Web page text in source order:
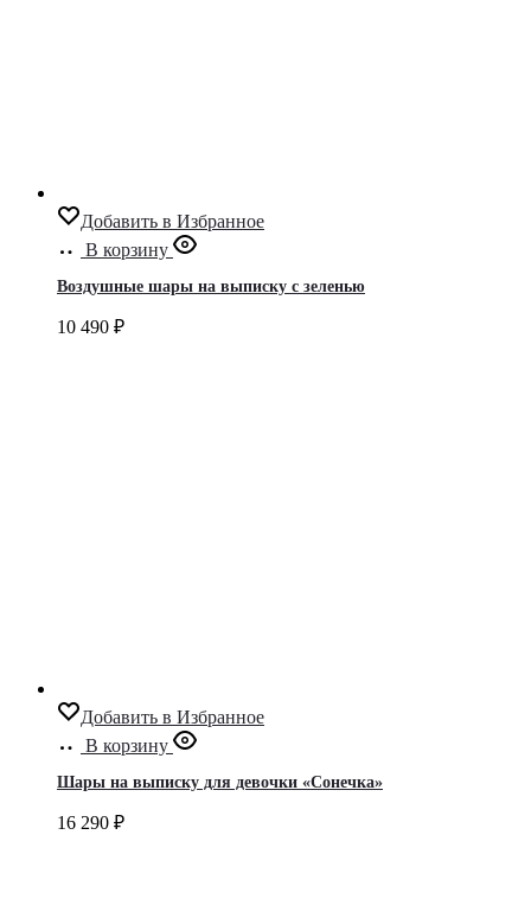
Добавить в Избранное
В корзину
Воздушные шары на выписку с зеленью
10 490 ₽
Добавить в Избранное
В корзину
Шары на выписку для девочки «Сонечка»
16 290 ₽